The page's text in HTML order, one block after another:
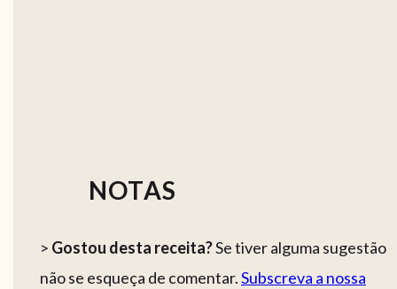
NOTAS
> Gostou desta receita?Se tiver alguma sugestão
não se esqueça de comentar.Subscreva a nossa